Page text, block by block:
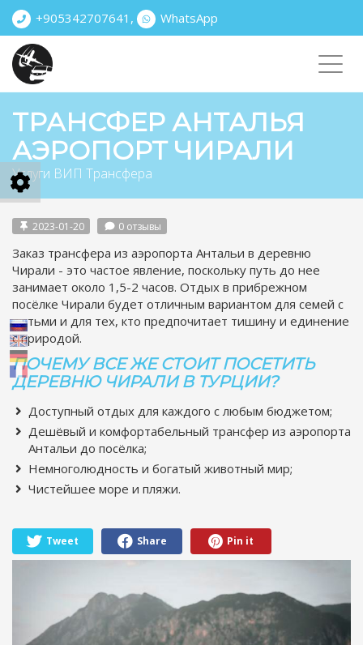
+905342707641 , WhatsApp
ТРАНСФЕР АНТАЛЬЯ
АЭРОПОРТ ЧИРАЛИ
Услуги ВИП Трансфера
2023-01-20 0 отзывы
Заказ трансфера из аэропорта Антальи в деревню
Чирали - это частое явление, поскольку путь до нее
занимает около 1,5-2 часов. Отдых в прибрежном
посёлке Чирали будет отличным вариантом для семей с
детьми и для тех, кто предпочитает тишину и единение
с природой.
ПОЧЕМУ ВСЕ ЖЕ СТОИТ ПОСЕТИТЬ
ДЕРЕВНЮ ЧИРАЛИ В ТУРЦИИ?
Доступный отдых для каждого с любым бюджетом;
Дешёвый и комфортабельный трансфер из аэропорта
Антальи до посёлка;
Немноголюдность и богатый животный мир;
Чистейшее море и пляжи.
Tweet Share Pin it